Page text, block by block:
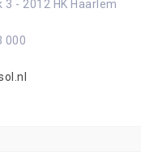
3 - 2012 HK Haarlem
000